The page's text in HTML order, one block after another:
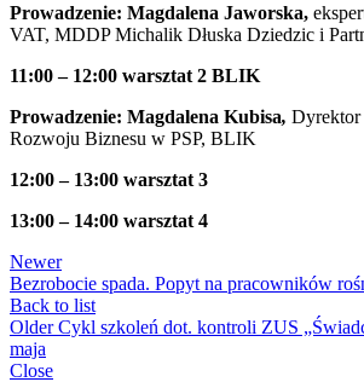
Prowadzenie: Magdalena Jaworska,
VAT, MDDP Michalik Dłuska Dziedzic i
11:00 – 12:00 warsztat 2 BLIK
Prowadzenie: Magdalena Kubisa, Dyrektor
Rozwoju Biznesu w PSP, BLIK
12:00 – 13:00 warsztat 3
13:00 – 14:00 warsztat 4
Newer
Bezrobocie spada. Popyt na pracowników
Back to list
Older Cykl szkoleń dot. kontroli ZUS
maja
Close